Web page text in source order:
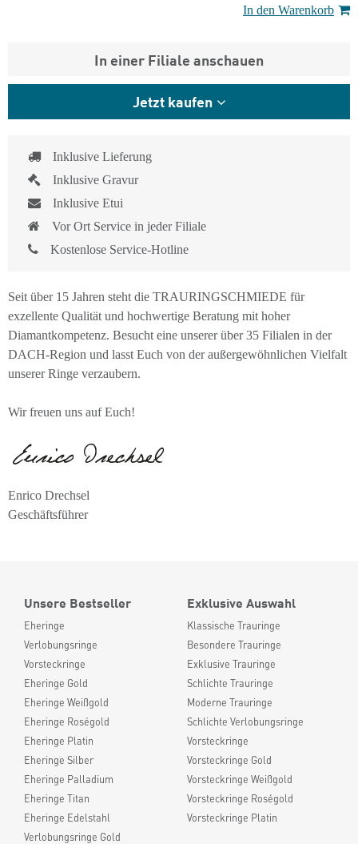
In den Warenkorb
In einer Filiale anschauen
Jetzt kaufen
Inklusive Lieferung
Inklusive Gravur
Inklusive Etui
Vor Ort Service in jeder Filiale
Kostenlose Service-Hotline
Seit über 15 Jahren steht die TRAURINGSCHMIEDE für
exzellente Qualität und hochwertige Beratung mit hoher
Diamantkompetenz. Besucht eine unserer über 35 Filialen in der
DACH-Region und lasst Euch von der außergewöhnlichen Vielfalt
unserer Ringe verzaubern.
Wir freuen uns auf Euch!
Enrico Drechsel
Geschäftsführer
Unsere Bestseller
Eheringe
Verlobungsringe
Vorsteckringe
Eheringe Gold
Eheringe Weißgold
Eheringe Roségold
Eheringe Platin
Eheringe Silber
Eheringe Palladium
Eheringe Titan
Eheringe Edelstahl
Verlobungsringe Gold
Exklusive Auswahl
Klassische Trauringe
Besondere Trauringe
Exklusive Trauringe
Schlichte Trauringe
Moderne Trauringe
Schlichte Verlobungsringe
Vorsteckringe
Vorsteckringe Gold
Vorsteckringe Weißgold
Vorsteckringe Roségold
Vorsteckringe Platin